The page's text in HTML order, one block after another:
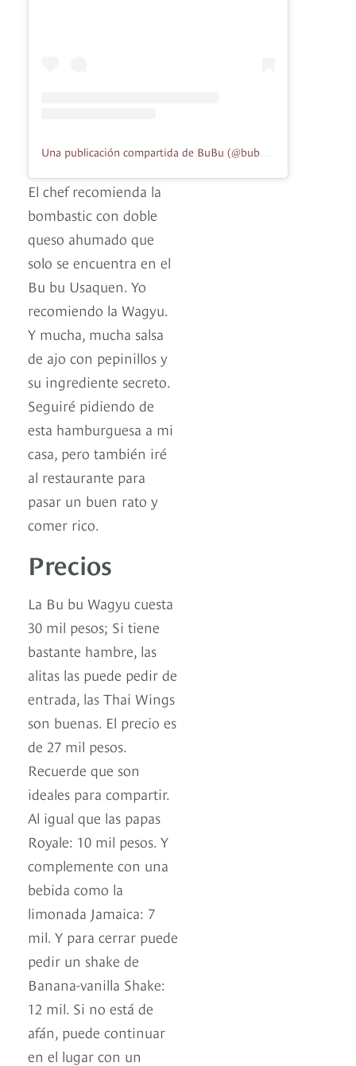
El chef recomienda la
bombastic con doble
queso ahumado que
solo se encuentra en el
Bu bu Usaquen. Yo
recomiendo la Wagyu.
Y mucha, mucha salsa
de ajo con pepinillos y
su ingrediente secreto.
Seguiré pidiendo de
esta hamburguesa a mi
casa, pero también iré
al restaurante para
pasar un buen rato y
comer rico.
Precios
La Bu bu Wagyu cuesta
30 mil pesos; Si tiene
bastante hambre, las
alitas las puede pedir de
entrada, las Thai Wings
son buenas. El precio es
de 27 mil pesos.
Recuerde que son
ideales para compartir.
Al igual que las papas
Royale: 10 mil pesos. Y
complemente con una
bebida como la
limonada Jamaica: 7
mil. Y para cerrar puede
pedir un shake de
Banana-vanilla Shake:
12 mil. Si no está de
afán, puede continuar
en el lugar con un